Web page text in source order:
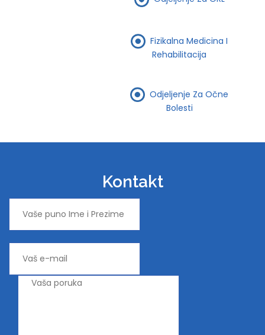
Fizikalna Medicina I
Rehabilitacija
Odjeljenje Za Očne
Bolesti
Kontakt